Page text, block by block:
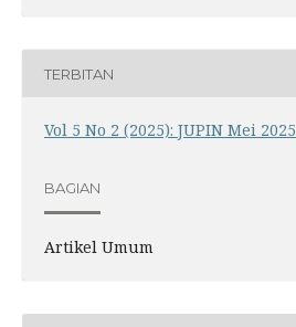
TERBITAN
Vol 5 No 2 (2025): JUPIN Mei 2025
BAGIAN
Artikel Umum